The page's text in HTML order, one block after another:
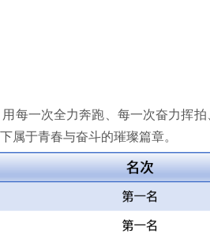
每一次全力奔跑、每一次奋力挥
属于青春与奋斗的璀璨篇章。